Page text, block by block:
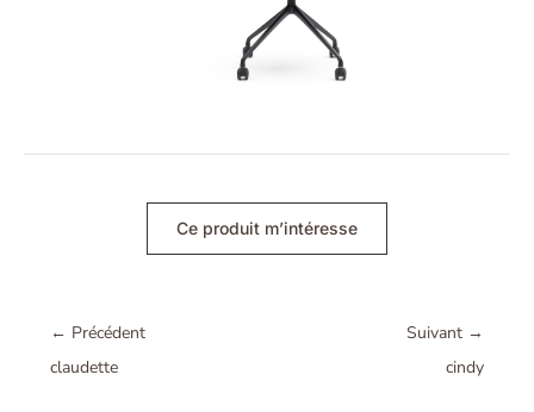
Ce produit m’intéresse
← Précédent
claudette
Suivant →
cindy